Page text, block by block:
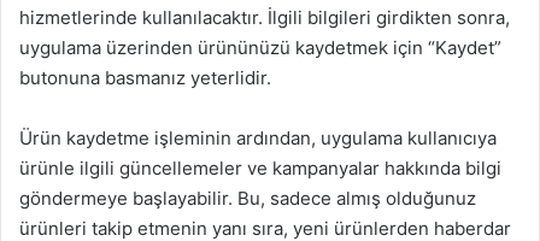
hizmetlerinde kullanılacaktır. İlgili bilgileri girdikten sonra,
uygulama üzerinden ürününüzü kaydetmek için “Kaydet”
butonuna basmanız yeterlidir.
Ürün kaydetme işleminin ardından, uygulama kullanıcıya
ürünle ilgili güncellemeler ve kampanyalar hakkında bilgi
göndermeye başlayabilir. Bu, sadece almış olduğunuz
ürünleri takip etmenin yanı sıra, yeni ürünlerden haberdar